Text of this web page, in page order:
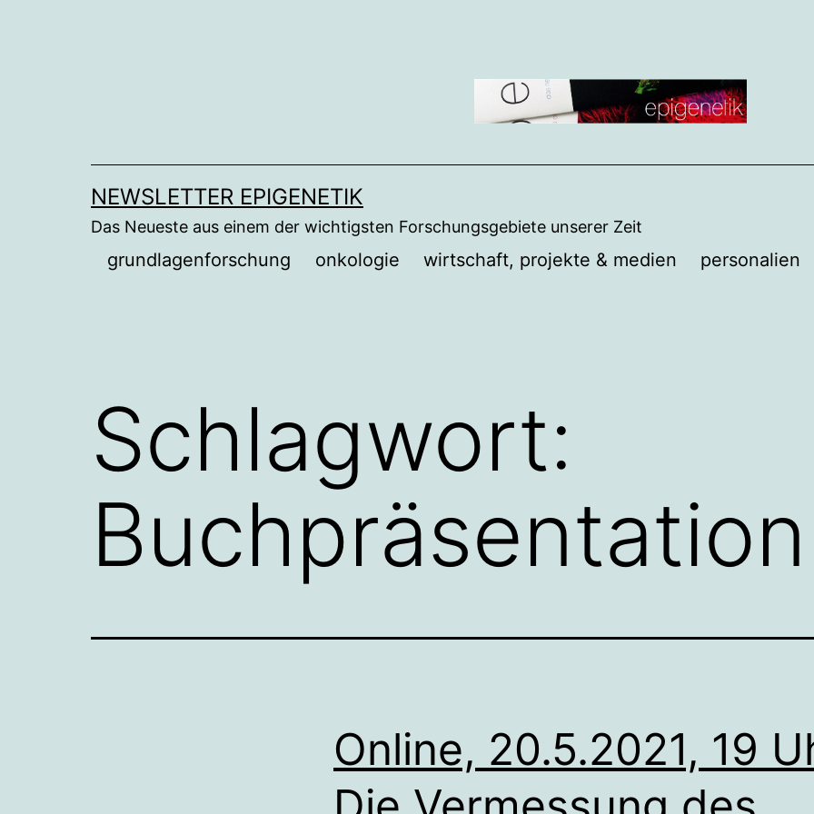
NEWSLETTER EPIGENETIK
Das Neueste aus einem der wichtigsten Forschungsgebiete unserer Zeit
grundlagenforschung onkologie wirtschaft, projekte & medien personalien
Schlagwort:
Buchpräsentation
Online, 20.5.2021, 19